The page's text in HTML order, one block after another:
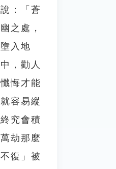
：「蒼
之處，
入地
，勸人
悔才能
容易縱
究會積
劫那麼
復」被